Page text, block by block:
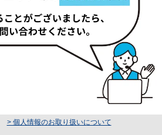
> 個人情報のお取り扱いについて